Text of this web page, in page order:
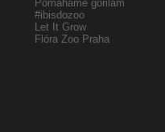
Pomáháme gorilám
#ibisdozoo
Let It Grow
Flóra Zoo Praha